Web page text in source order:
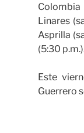
Colombia
Linares
Asprilla
(5:30
Este
Guerrero